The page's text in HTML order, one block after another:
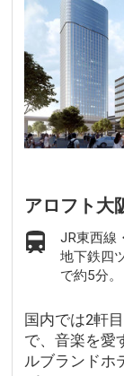
アロフト大
JR東西線
地下鉄四
で約5分。
国内では2軒
で、音楽を愛
ルブランドホ